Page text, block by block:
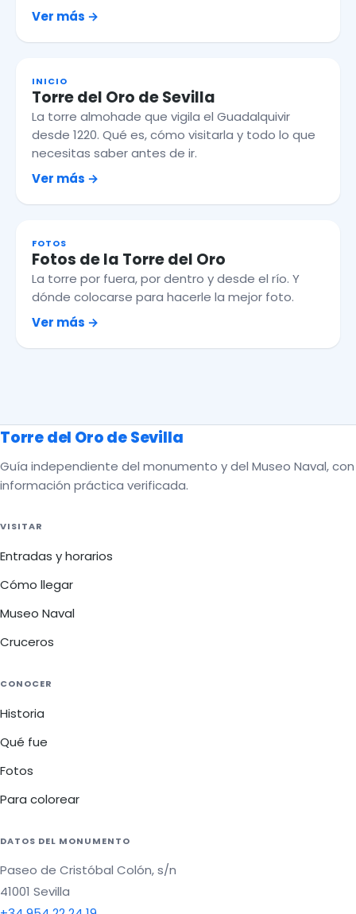
Ver más
INICIO
Torre del Oro de Sevilla
La torre almohade que vigila el Guadalquivir
desde 1220. Qué es, cómo visitarla y todo lo que
necesitas saber antes de ir.
Ver más
FOTOS
Fotos de la Torre del Oro
La torre por fuera, por dentro y desde el río. Y
dónde colocarse para hacerle la mejor foto.
Ver más
Torre del Oro de Sevilla
Guía independiente del monumento y del Museo Naval, con
información práctica verificada.
VISITAR
Entradas y horarios
Cómo llegar
Museo Naval
Cruceros
CONOCER
Historia
Qué fue
Fotos
Para colorear
DATOS DEL MONUMENTO
Paseo de Cristóbal Colón, s/n
41001 Sevilla